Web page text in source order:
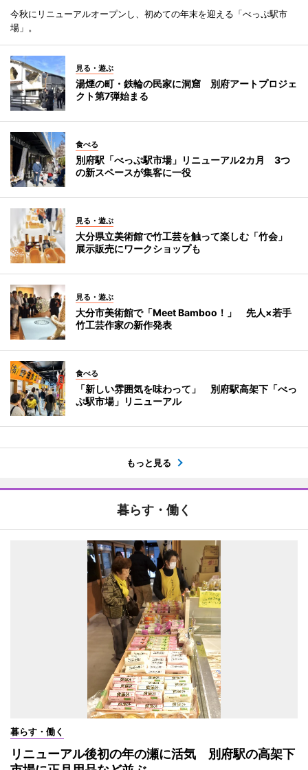
今秋にリニューアルオープンし、初めての年末を迎える「べっぷ駅市
場」。
見る・遊ぶ
湯煙の町・鉄輪の民家に洞窟 別府アートプロジェ
クト第7弾始まる
食べる
別府駅「べっぷ駅市場」リニューアル2カ月 3つ
の新スペースが集客に一役
見る・遊ぶ
大分県立美術館で竹工芸を触って楽しむ「竹会」
展示販売にワークショップも
見る・遊ぶ
大分市美術館で「Meet Bamboo！」 先人×若手
竹工芸作家の新作発表
食べる
「新しい雰囲気を味わって」 別府駅高架下「べっ
ぷ駅市場」リニューアル
もっと見る
暮らす・働く
暮らす・働く
リニューアル後初の年の瀬に活気 別府駅の高架下